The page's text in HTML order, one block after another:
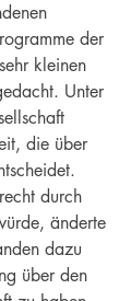
der
kleinen
Unter
die über
durch
änderte
dazu
über den